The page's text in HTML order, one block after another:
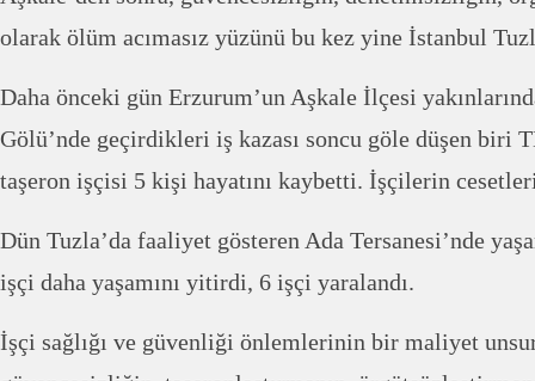
olarak ölüm acımasız yüzünü bu kez yine İstanbul
Daha önceki gün Erzurum’un Aşkale İlçesi
Gölü’nde geçirdikleri iş kazası soncu göle düşen biri
taşeron işçisi 5 kişi hayatını kaybetti. İşçilerin
Dün Tuzla’da faaliyet gösteren Ada Tersanesi’nde
işçi daha yaşamını yitirdi, 6 işçi yaralandı.
İşçi sağlığı ve güvenliği önlemlerinin bir maliyet